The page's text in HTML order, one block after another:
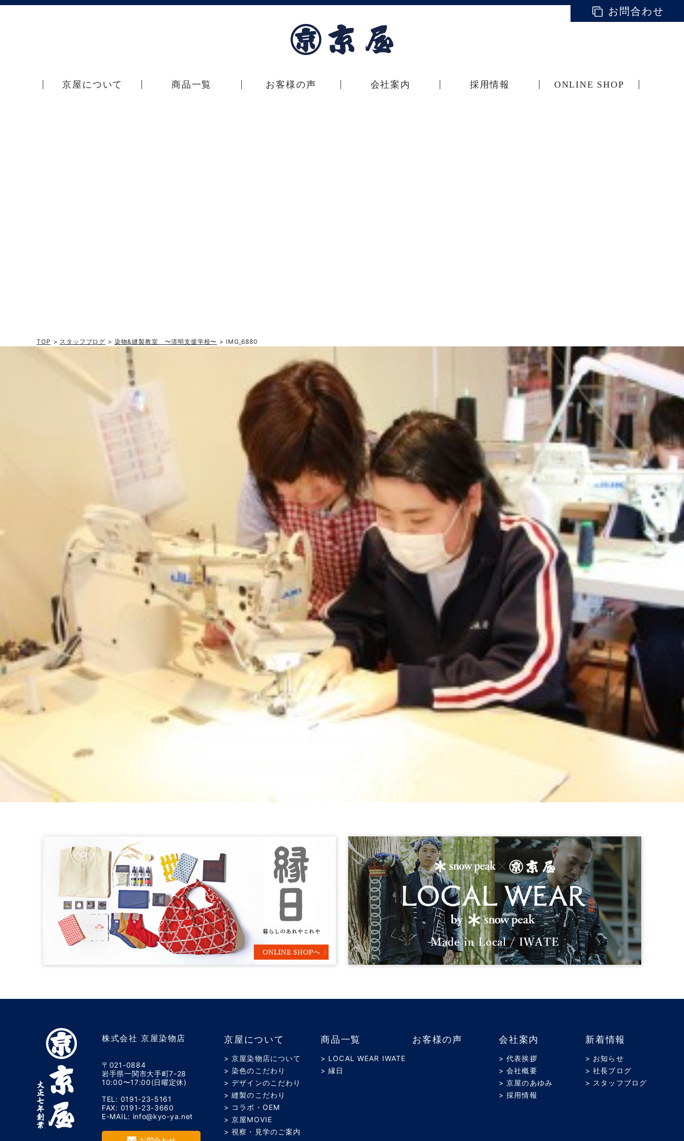
お問合わせ
京屋について 商品一覧 お客様の声 会社案内 採用情報 ONLINE SHOP
TOP > スタッフブログ > 染物&縫製教室 〜清明支援学校〜 > IMG_6880
株式会社 京屋染物店
〒021-0884
岩手県一関市大手町7-28
10:00〜17:00(日曜定休)
TEL: 0191-23-5161
FAX: 0191-23-3660
E-MAIL: info@kyo-ya.net
京屋について
> 京屋染物店について
> 染色のこだわり
> デザインのこだわり
> 縫製のこだわり
> コラボ・OEM
> 京屋MOVIE
> 視察・見学のご案内
商品一覧
> LOCAL WEAR IWATE
> 縁日
お客様の声 会社案内
> 代表挨拶
> 会社概要
> 京屋のあゆみ
> 採用情報
新着情報
> お知らせ
> 社長ブログ
> スタッフブログ